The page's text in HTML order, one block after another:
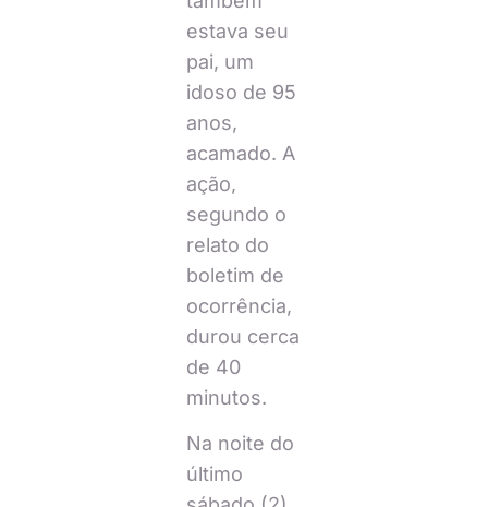
estava seu
pai, um
idoso de 95
anos,
acamado. A
ação,
segundo o
relato do
boletim de
ocorrência,
durou cerca
de 40
minutos.
Na noite do
último